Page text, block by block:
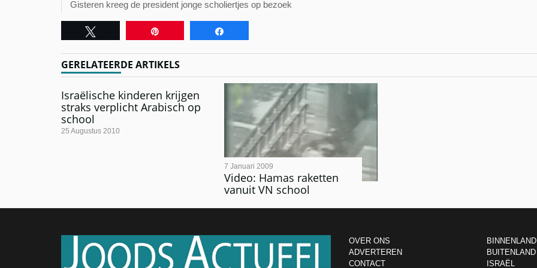
Gisteren kreeg de president jonge scholiertjes op bezoek
GERELATEERDE ARTIKELS
Israëlische kinderen krijgen
straks verplicht Arabisch op
school
25 Augustus 2010
Video: Hamas raketten
vanuit VN school
7 Januari 2009
OVER ONS
ADVERTEREN
CONTACT
BINNENLAND
BUITENLAND
ISRAËL